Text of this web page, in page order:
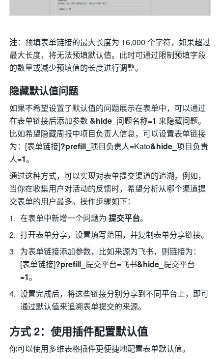
注：预填表单链接的最大长度为 16,000 个字符，如果超过
最大长度，将无法预填默认值。此时可通过限制预填字段
的数量或减少预填值的长度进行调整。
隐藏默认值问题
如果不希望设置了默认值的问题展示在表单中，可以通过
在表单链接后添加参数 &hide_ 问题名称=1 来隐藏问题。
比如希望隐藏周报中项目负责人信息，可以设置表单链接
为：[表单链接]?prefill_项目负责人=Kato&hide_项目负责
人=1。
通过这种方式，可以实现对表单提交渠道的追溯。例如，
当你在收集用户对活动的反馈时，希望分析从哪个渠道提
交表单的用户最多。操作步骤如下：
在表单中新增一个问题为 提交平台。
打开表单分享，设置填写范围，并复制表单分享链接。
为表单链接添加参数，比如来源为飞书，则链接为：
[表单链接]?prefill_提交平台=飞书&hide_提交平台
=1。
设置完成后，将这些链接分别分享到不同平台上，即可
通过默认值来追溯表单提交的来源。
方式 2：使用插件配置默认值
你可以使用多维表格插件更便捷地配置表单默认值。